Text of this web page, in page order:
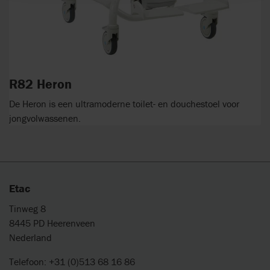
R82 Heron
De Heron is een ultramoderne toilet- en douchestoel voor
jongvolwassenen.
Etac
Tinweg 8
8445 PD Heerenveen
Nederland
Telefoon: +31 (0)513 68 16 86